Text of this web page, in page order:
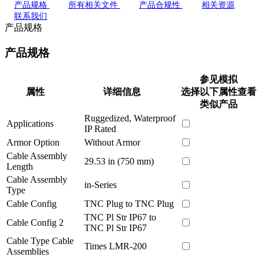
产品规格 所有相关文件 产品合规性
相关资源
联系我们
产品规格
产品规格
属性 详细信息
参见模拟
选择以下属性查看
类似产品
Applications
Ruggedized, Waterproof
IP Rated
Armor Option
Without Armor
Cable Assembly
Length
29.53 in (750 mm)
Cable Assembly
Type
in-Series
Cable Config
TNC Plug to TNC Plug
Cable Config 2
TNC Pl Str IP67 to
TNC Pl Str IP67
Cable Type Cable
Assemblies
Times LMR-200